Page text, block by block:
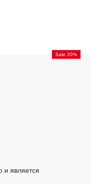
Sale 20%
и является